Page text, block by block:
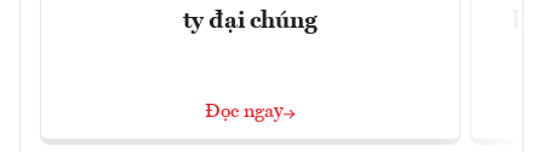
ty đại chúng
Đọc ngay